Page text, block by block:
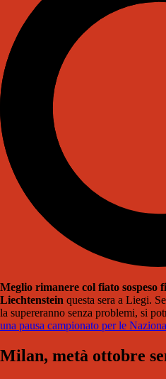
Meglio rimanere col fiato sospeso
Liechtenstein questa sera a Liegi.
la supereranno senza problemi, si
una pausa campionato per le
Milan, metà ottobre